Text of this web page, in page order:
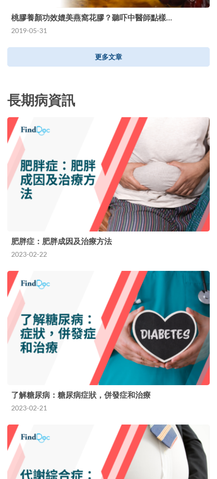
桃膠養顏功效媲美燕窩花膠？聽吓中醫師點樣…
2019-05-31
更多文章
長期病資訊
肥胖症：肥胖成因及治療方法
2023-02-22
了解糖尿病：糖尿病症狀，併發症和治療
2023-02-21